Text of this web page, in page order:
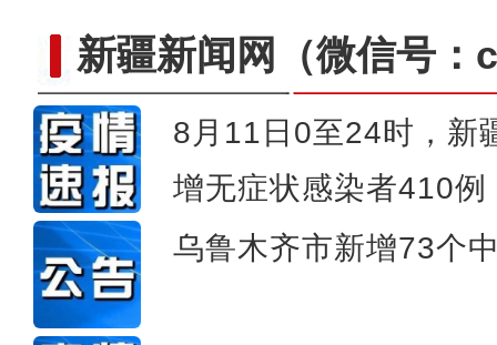
新疆新闻网 （微信号
8月11日0至24时，新
增无症状感染者410例
乌鲁木齐市新增73个
新疆巴楚县：棚户区改造“